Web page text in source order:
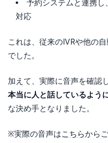
予約システムと連携
対応
これは、従来のIVRや他の
でした。
加えて、実際に音声を確認
本当に人と話しているよう
な決め手となりました。
※実際の音声はこちらから